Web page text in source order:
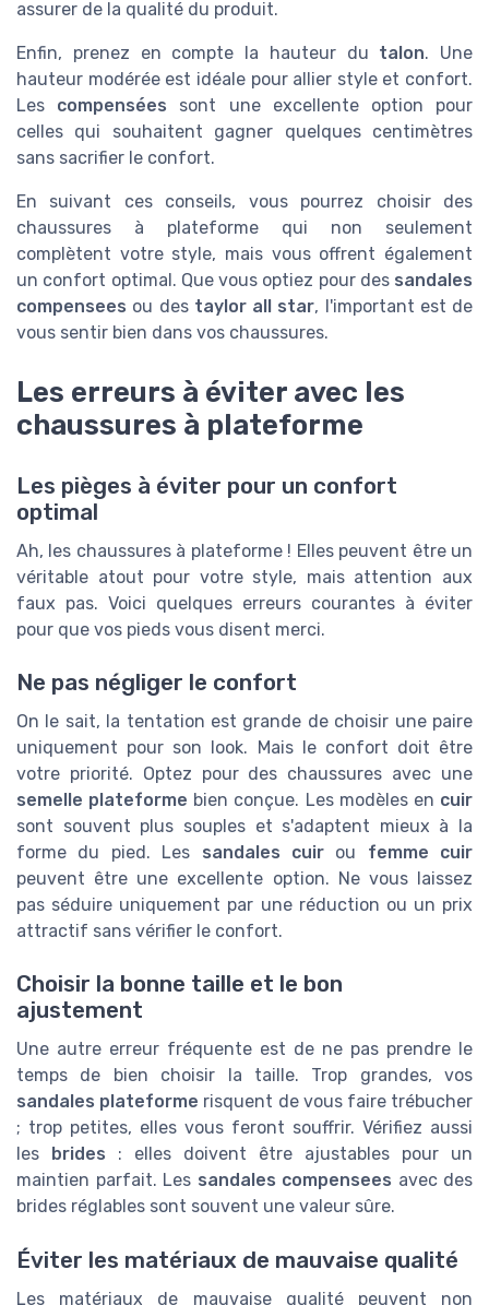
assurer de la qualité du produit.
Enfin, prenez en compte la hauteur du talon. Une
hauteur modérée est idéale pour allier style et confort.
Les compensées sont une excellente option pour
celles qui souhaitent gagner quelques centimètres
sans sacrifier le confort.
En suivant ces conseils, vous pourrez choisir des
chaussures à plateforme qui non seulement
complètent votre style, mais vous offrent également
un confort optimal. Que vous optiez pour des sandales
compensees ou des taylor all star, l'important est de
vous sentir bien dans vos chaussures.
Les erreurs à éviter avec les
chaussures à plateforme
Les pièges à éviter pour un confort
optimal
Ah, les chaussures à plateforme ! Elles peuvent être un
véritable atout pour votre style, mais attention aux
faux pas. Voici quelques erreurs courantes à éviter
pour que vos pieds vous disent merci.
Ne pas négliger le confort
On le sait, la tentation est grande de choisir une paire
uniquement pour son look. Mais le confort doit être
votre priorité. Optez pour des chaussures avec une
semelle plateforme bien conçue. Les modèles en cuir
sont souvent plus souples et s'adaptent mieux à la
forme du pied. Les sandales cuirou femme cuir
peuvent être une excellente option. Ne vous laissez
pas séduire uniquement par une réduction ou un prix
attractif sans vérifier le confort.
Choisir la bonne taille et le bon
ajustement
Une autre erreur fréquente est de ne pas prendre le
temps de bien choisir la taille. Trop grandes, vos
sandales plateforme risquent de vous faire trébucher
; trop petites, elles vous feront souffrir. Vérifiez aussi
les
brides : elles doivent être ajustables pour un
maintien parfait. Les sandales compensees avec des
brides réglables sont souvent une valeur sûre.
Éviter les matériaux de mauvaise qualité
Les matériaux de mauvaise qualité peuvent non
Recevez les dernières actualités de